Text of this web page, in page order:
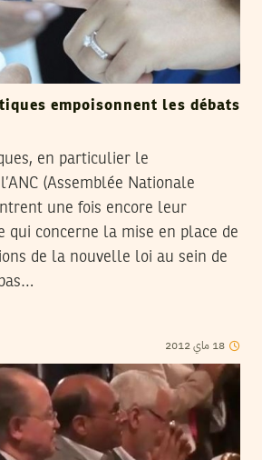
empoisonnent les débats
en particulier le
(Assemblée Nationale
une fois encore leur
qui concerne la mise en place de
de la nouvelle loi au sein de
18 ماي2012